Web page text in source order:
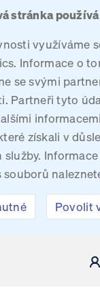
stránka
využíváme
Informace o
se svými
Partneři tyto
získali v
služby.
souborů
Povolit
SPRÁVA ČESKÉ